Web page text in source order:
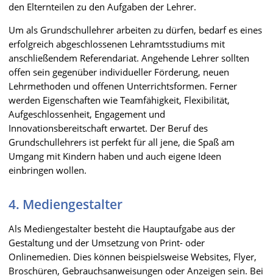
den Elternteilen zu den Aufgaben der Lehrer.
Um als Grundschullehrer arbeiten zu dürfen, bedarf es eines
erfolgreich abgeschlossenen Lehramtsstudiums mit
anschließendem Referendariat. Angehende Lehrer sollten
offen sein gegenüber individueller Förderung, neuen
Lehrmethoden und offenen Unterrichtsformen. Ferner
werden Eigenschaften wie Teamfähigkeit, Flexibilität,
Aufgeschlossenheit, Engagement und
Innovationsbereitschaft erwartet. Der Beruf des
Grundschullehrers ist perfekt für all jene, die Spaß am
Umgang mit Kindern haben und auch eigene Ideen
einbringen wollen.
4. Mediengestalter
Als Mediengestalter besteht die Hauptaufgabe aus der
Gestaltung und der Umsetzung von Print- oder
Onlinemedien. Dies können beispielsweise Websites, Flyer,
Broschüren, Gebrauchsanweisungen oder Anzeigen sein. Bei